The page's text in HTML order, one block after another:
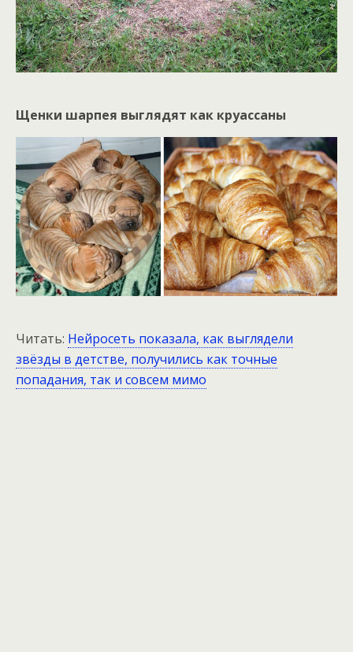
Щенки шарпея выглядят как круассаны
Читать: Нейросеть показала, как выглядели
звёзды в детстве, получились как точные
попадания, так и совсем мимо